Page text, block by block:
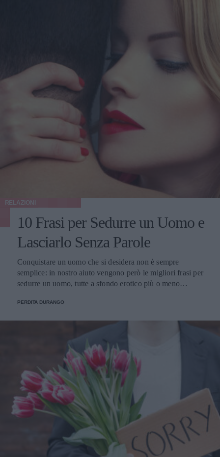
RELAZIONI
10 Frasi per Sedurre un Uomo e
Lasciarlo Senza Parole
Conquistare un uomo che si desidera non è sempre
semplice: in nostro aiuto vengono però le migliori frasi per
sedurre un uomo, tutte a sfondo erotico più o meno
PERDITA DURANGO